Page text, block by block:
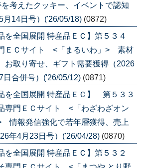
考えたクッキー、イベントで認知
月14日号）('26/05/18) (0872)
を全国展開 特産品ＥＣ】第５３４
ＥＣサイト <「まるいわ」> 素材
お取り寄せ、ギフト需要獲得（2026
日合併号）('26/05/12) (0871)
を全国展開 特産品ＥＣ】 第５３３
専門ＥＣサイト <「わざわざオン
情報発信強化で若年層獲得、売上
年4月23日号）('26/04/28) (0870)
を全国展開 特産品ＥＣ】第５３２